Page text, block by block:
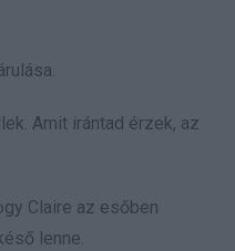
Amit irántad érzek, az
Claire az esőben
lenne.